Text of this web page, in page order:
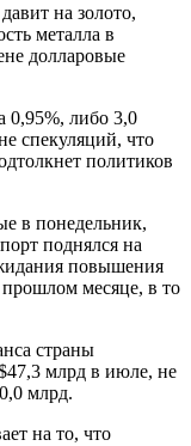
на золото,
металла в
долларовые
0,95%, либо 3,0
спекуляций, что
политиков
в понедельник,
поднялся на
повышения
месяце, в то
страны
млрд в июле, не
млрд.
на то, что